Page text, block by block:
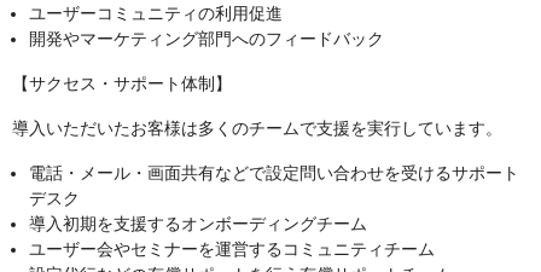
ユーザーコミュニティの利用促進
開発やマーケティング部門へのフィードバック
【サクセス・サポート体制】
導入いただいたお客様は多くのチームで支援を実行しています。
電話・メール・画面共有などで設定問い合わせを受けるサポート
デスク
導入初期を支援するオンボーディングチーム
ユーザー会やセミナーを運営するコミュニティチーム